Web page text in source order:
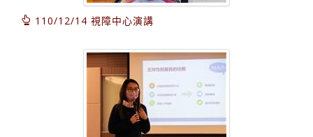
110/12/14 視障中心演講